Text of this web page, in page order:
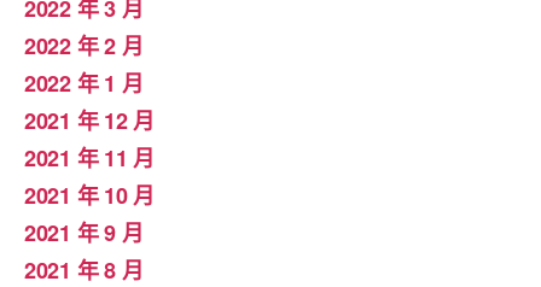
2022 年 3 月
2022 年 2 月
2022 年 1 月
2021 年 12 月
2021 年 11 月
2021 年 10 月
2021 年 9 月
2021 年 8 月